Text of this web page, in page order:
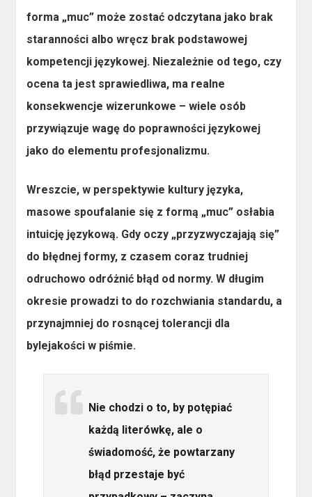
forma „muc” może zostać odczytana jako brak
staranności albo wręcz brak podstawowej
kompetencji językowej. Niezależnie od tego, czy
ocena ta jest sprawiedliwa, ma realne
konsekwencje wizerunkowe – wiele osób
przywiązuje wagę do poprawności językowej
jako do elementu profesjonalizmu.
Wreszcie, w perspektywie kultury języka,
masowe spoufalanie się z formą „muc” osłabia
intuicję językową. Gdy oczy „przyzwyczajają się”
do błędnej formy, z czasem coraz trudniej
odruchowo odróżnić błąd od normy. W długim
okresie prowadzi to do rozchwiania standardu, a
przynajmniej do rosnącej tolerancji dla
bylejakości w piśmie.
Nie chodzi o to, by potępiać
każdą literówkę, ale o
świadomość, że powtarzany
błąd przestaje być